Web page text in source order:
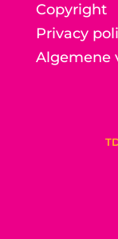
Copyright
Privacy
Algemene